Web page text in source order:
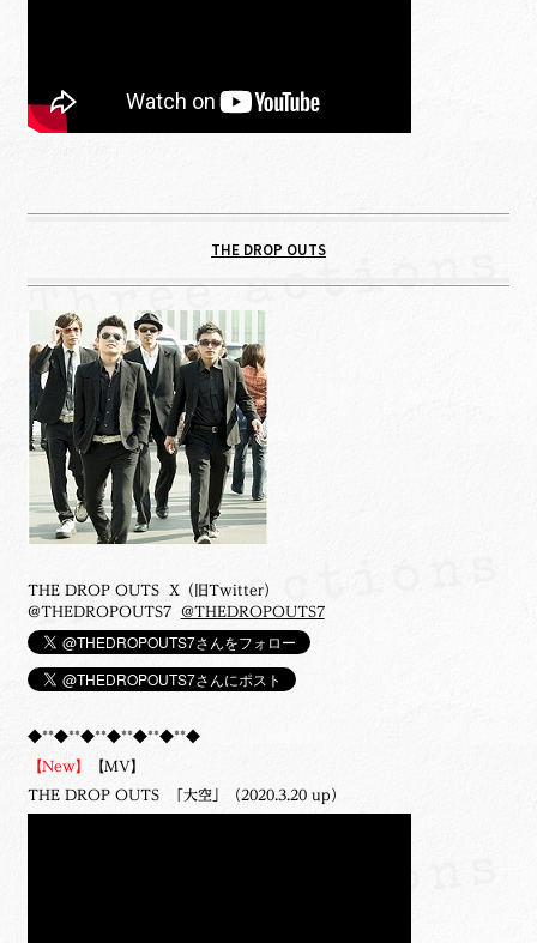
THE DROP OUTS
THE DROP OUTS X（旧Twitter）
@THEDROPOUTS7 @THEDROPOUTS7
◆**◆**◆**◆**◆**◆**◆
【New】 【MV】
THE DROP OUTS 「大空」（2020.3.20 up）